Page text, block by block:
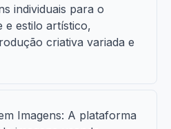
individuais para o
e estilo artístico,
criativa variada e
Imagens: A plataforma